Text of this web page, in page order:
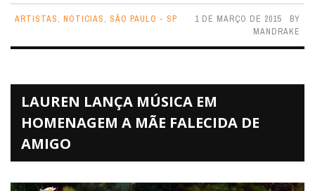
ARTISTAS, NOTICIAS, SÃO PAULO - SP 1 DE MARÇO DE 2015
BY
MANDRAKE
LAUREN LANÇA MÚSICA EM
HOMENAGEM A MÃE FALECIDA DE
AMIGO